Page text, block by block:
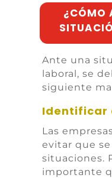
¿CÓMO
Ante una
laboral, se
siguiente
Identificar
Las
evitar que
situaciones.
importante